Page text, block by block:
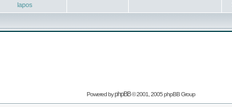
lapos
Powered byphpBB© 2001, 2005 phpBB Group